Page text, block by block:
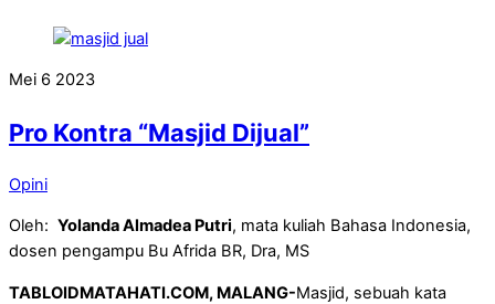
Mei 6 2023
Pro Kontra “Masjid Dijual”
Opini
Oleh: Yolanda Almadea Putri, mata kuliah Bahasa Indonesia,
dosen pengampu Bu Afrida BR, Dra, MS
TABLOIDMATAHATI.COM, MALANG-Masjid, sebuah kata